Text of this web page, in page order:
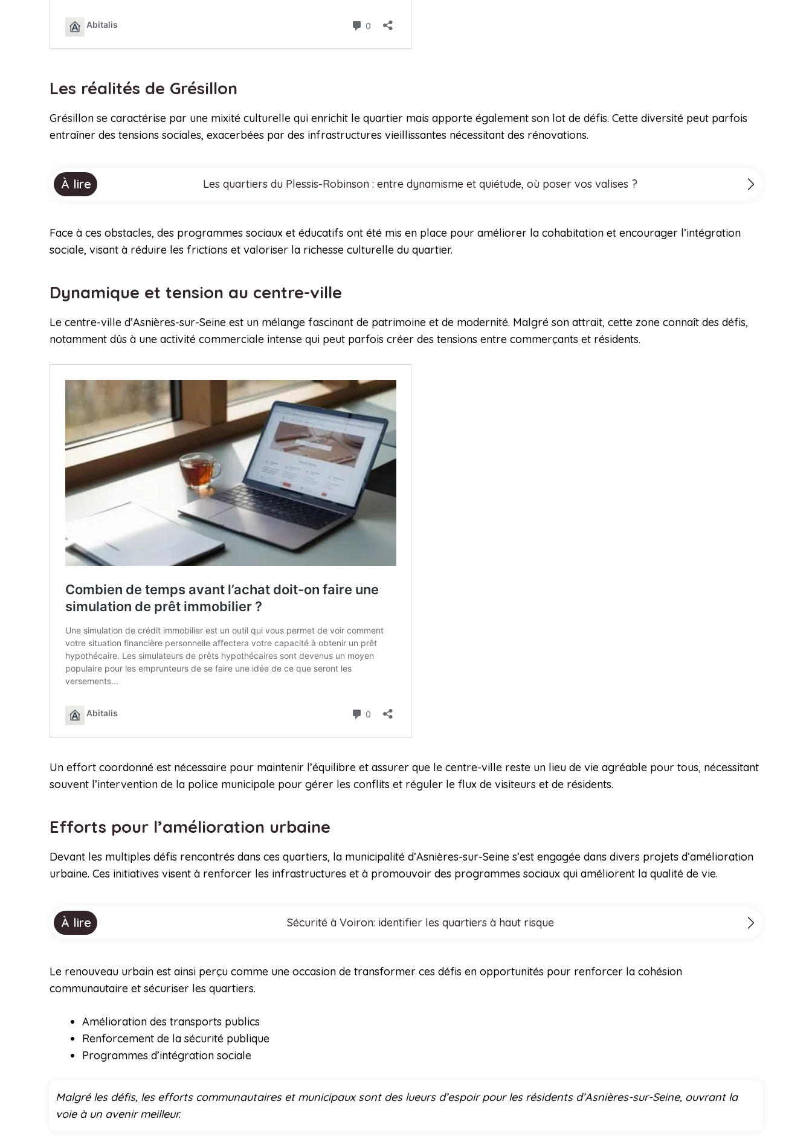
Les réalités de Grésillon
Grésillon se caractérise par une mixité culturelle qui enrichit le quartier mais apporte également son lot de défis. Cette diversité peut parfois
entraîner des tensions sociales, exacerbées par des infrastructures vieillissantes nécessitant des rénovations.
À lire Les quartiers du Plessis-Robinson : entre dynamisme et quiétude, où poser vos valises ?
Face à ces obstacles, des programmes sociaux et éducatifs ont été mis en place pour améliorer la cohabitation et encourager l’intégration
sociale, visant à réduire les frictions et valoriser la richesse culturelle du quartier.
Dynamique et tension au centre-ville
Le centre-ville d’Asnières-sur-Seine est un mélange fascinant de patrimoine et de modernité. Malgré son attrait, cette zone connaît des défis,
notamment dûs à une activité commerciale intense qui peut parfois créer des tensions entre commerçants et résidents.
Un effort coordonné est nécessaire pour maintenir l’équilibre et assurer que le centre-ville reste un lieu de vie agréable pour tous, nécessitant
souvent l’intervention de la police municipale pour gérer les conflits et réguler le flux de visiteurs et de résidents.
Efforts pour l’amélioration urbaine
Devant les multiples défis rencontrés dans ces quartiers, la municipalité d’Asnières-sur-Seine s’est engagée dans divers projets d’amélioration
urbaine. Ces initiatives visent à renforcer les infrastructures et à promouvoir des programmes sociaux qui améliorent la qualité de vie.
À lire Sécurité à Voiron: identifier les quartiers à haut risque
Le renouveau urbain est ainsi perçu comme une occasion de transformer ces défis en opportunités pour renforcer la cohésion
communautaire et sécuriser les quartiers.
Amélioration des transports publics
Renforcement de la sécurité publique
Programmes d’intégration sociale
Malgré les défis, les efforts communautaires et municipaux sont des lueurs d’espoir pour les résidents d’Asnières-sur-Seine, ouvrant la
voie à un avenir meilleur.